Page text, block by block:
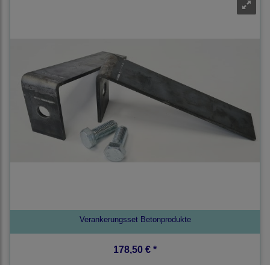
Verankerungsset Betonprodukte
178,50 € *